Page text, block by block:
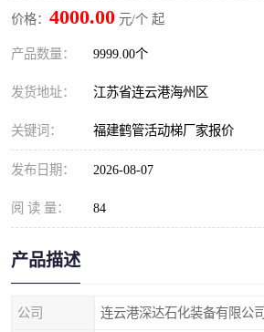
价格： 4000.00 元/个 起
产品数量： 9999.00个
发货地址： 江苏省连云港海州区
关键词： 福建鹤管活动梯厂家报价
发布日期： 2026-08-07
阅 读 量： 84
产品描述
公司 连云港深达石化装备有限公司